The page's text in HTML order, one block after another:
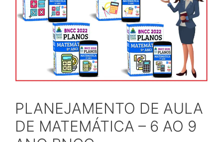
PLANEJAMENTO DE AULA
DE MATEMÁTICA – 6 AO 9